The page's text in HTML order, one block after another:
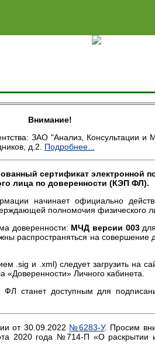
Внимание!
ЗАО "Анализ, Консультации и
д.2. Подробнее...
сертификат электронной
лица по доверенности (КЭП ФЛ).
начинает официально
полномочия физического
доверенности: МЧД версии 003
распространяться на
.sig и .xml) следует загрузить на
«Доверенности» Личного кабинета.
станет доступным для
от 30.09.2022 №6283-У. Просим
2020 года №714-П «О раскрытии